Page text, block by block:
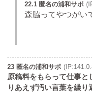
22.1 匿名の浦和サポ
森脇ってやつがい
23 匿名の浦和サポ
原稿料をもらって仕事と
りあえず汚い言葉を繰り